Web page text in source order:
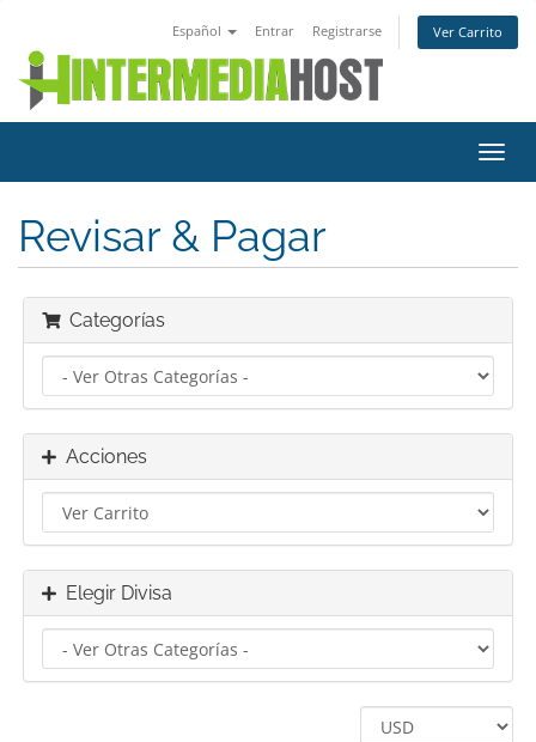
Español Entrar Registrarse Ver Carrito
Revisar & Pagar
Categorías
Acciones
Elegir Divisa